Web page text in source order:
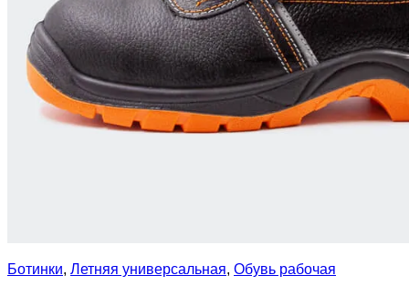
Ботинки, Летняя универсальная, Обувь рабочая